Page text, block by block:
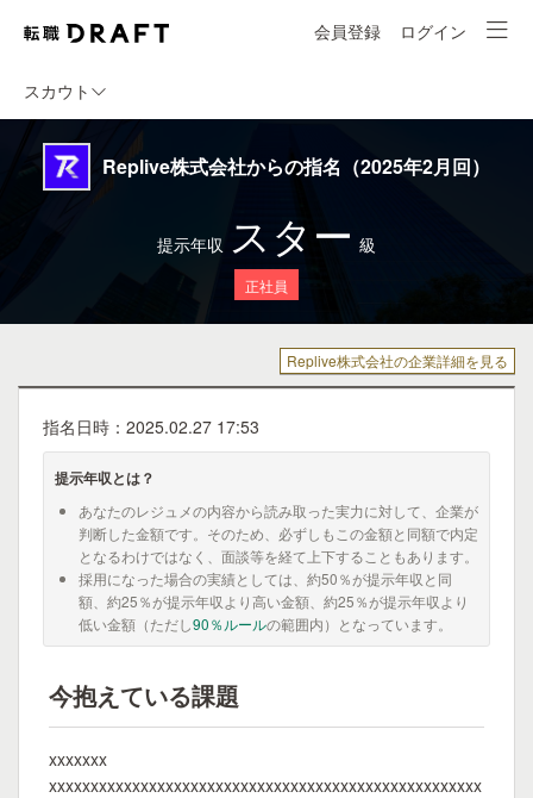
会員登録 ログイン
スカウト
Replive株式会社からの指名（2025年2月回）
提示年収 スター 級
正社員
Replive株式会社の企業詳細を見る
指名日時：2025.02.27 17:53
提示年収とは？
あなたのレジュメの内容から読み取った実力に対して、企業が
判断した金額です。そのため、必ずしもこの金額と同額で内定
となるわけではなく、面談等を経て上下することもあります。
採用になった場合の実績としては、約50％が提示年収と同
額、約25％が提示年収より高い金額、約25％が提示年収より
低い金額（ただし90％ルールの範囲内）となっています。
今抱えている課題
xxxxxxx
xxxxxxxxxxxxxxxxxxxxxxxxxxxxxxxxxxxxxxxxxxxxxxxxxxxx